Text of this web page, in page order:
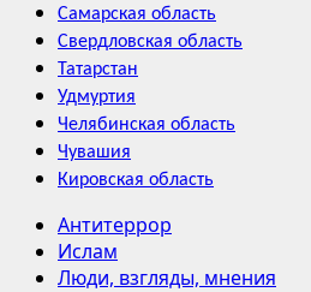
Самарская область
Свердловская область
Татарстан
Удмуртия
Челябинская область
Чувашия
Кировская область
Антитеррор
Ислам
Люди, взгляды, мнения